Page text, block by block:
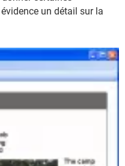
un détail sur la